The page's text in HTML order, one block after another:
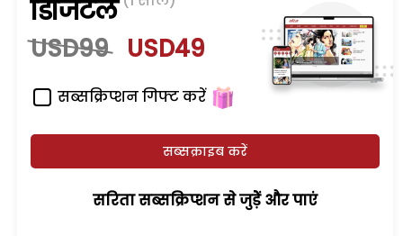
डिजिटल
USD99 USD49
सब्सक्रिप्शन गिफ्ट करें
सब्सक्राइब करें
सरिता सब्सक्रिप्शन से जुड़ेें और पाएं